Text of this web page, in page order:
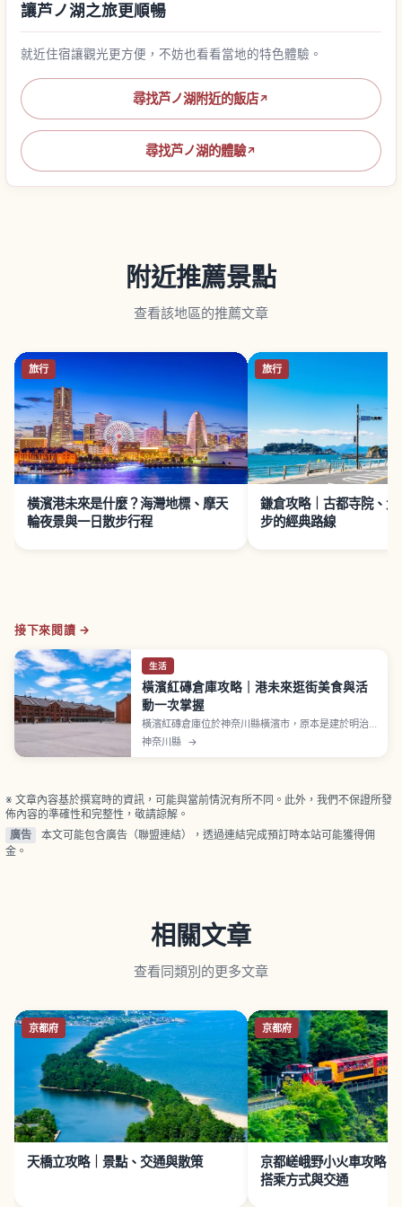
讓芦ノ湖之旅更順暢
就近住宿讓觀光更方便，不妨也看看當地的特色體驗。
尋找芦ノ湖附近的飯店↗
尋找芦ノ湖的體驗↗
附近推薦景點
查看該地區的推薦文章
旅行
橫濱港未來是什麼？海灣地標、摩天
輪夜景與一日散步行程
旅行
鎌倉攻略｜古都寺院、大
步的經典路線
接下來閱讀 →
生活
橫濱紅磚倉庫攻略｜港未來逛街美食與活
動一次掌握
橫濱紅磚倉庫位於神奈川縣橫濱市，原本是建於明治
末期至大正初期的國家保稅倉庫，2號館於1911年（明
「藝術連結」等活動。
神奈川縣 →
※ 文章內容基於撰寫時的資訊，可能與當前情況有所不同。此外，我們不保證所發
佈內容的準確性和完整性，敬請諒解。
廣告
本文可能包含廣告（聯盟連結），透過連結完成預訂時本站可能獲得佣
金。
相關文章
查看同類別的更多文章
京都府
天橋立攻略｜景點、交通與散策
京都府
京都嵯峨野小火車攻略
搭乘方式與交通